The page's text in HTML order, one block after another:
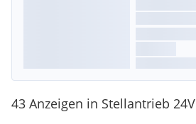
43 Anzeigen in Stellantrieb 24V